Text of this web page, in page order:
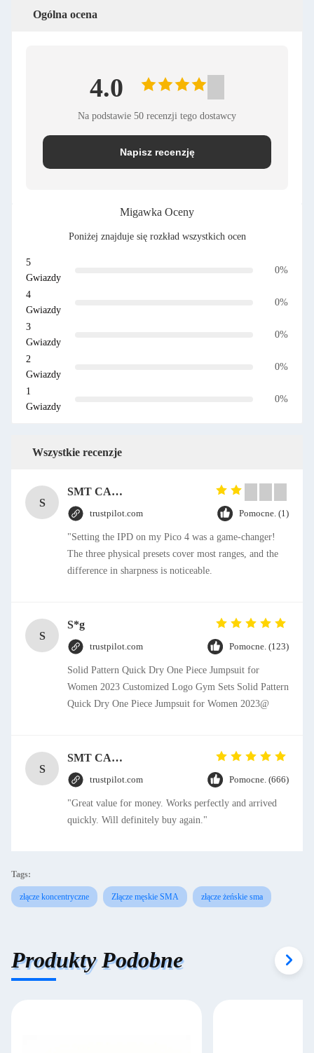
Ogólna ocena
4.0
Na podstawie 50 recenzji tego dostawcy
Napisz recenzję
Migawka Oceny
Poniżej znajduje się rozkład wszystkich ocen
5
Gwiazdy
0%
4
Gwiazdy
0%
3
Gwiazdy
0%
2
Gwiazdy
0%
1
Gwiazdy
0%
Wszystkie recenzje
S
SMT CAP Type Box Header Connector 1.27mm Pitch Gold Flash Contact Plating
trustpilot.com Pomocne. (1)
"Setting the IPD on my Pico 4 was a game-changer!
The three physical presets cover most ranges, and the
difference in sharpness is noticeable.
S
S*g
trustpilot.com Pomocne. (123)
Solid Pattern Quick Dry One Piece Jumpsuit for
Women 2023 Customized Logo Gym Sets Solid Pattern
Quick Dry One Piece Jumpsuit for Women 2023@
S
SMT CAP Type Box Header Connector 1.27mm Pitch Gold Flash Contact Plating
trustpilot.com Pomocne. (666)
"Great value for money. Works perfectly and arrived
quickly. Will definitely buy again."
Tags:
złącze koncentryczne Złącze męskie SMA złącze żeńskie sma
Produkty Podobne